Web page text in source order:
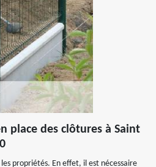
place des clôtures à Saint
propriétés. En effet, il est nécessaire